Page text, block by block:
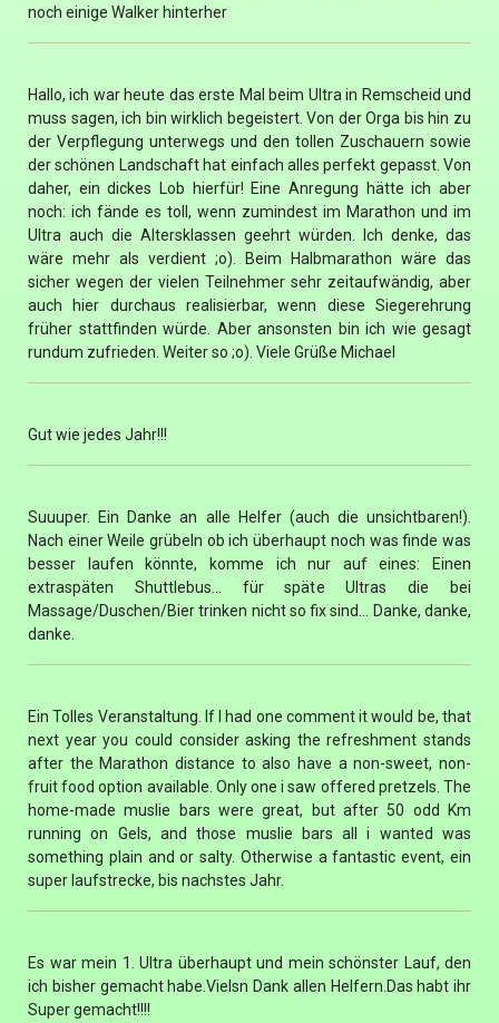
noch einige Walker hinterher
Hallo, ich war heute das erste Mal beim Ultra in Remscheid und
muss sagen, ich bin wirklich begeistert. Von der Orga bis hin zu
der Verpflegung unterwegs und den tollen Zuschauern sowie
der schönen Landschaft hat einfach alles perfekt gepasst. Von
daher, ein dickes Lob hierfür! Eine Anregung hätte ich aber
noch: ich fände es toll, wenn zumindest im Marathon und im
Ultra auch die Altersklassen geehrt würden. Ich denke, das
wäre mehr als verdient ;o). Beim Halbmarathon wäre das
sicher wegen der vielen Teilnehmer sehr zeitaufwändig, aber
auch hier durchaus realisierbar, wenn diese Siegerehrung
früher stattfinden würde. Aber ansonsten bin ich wie gesagt
rundum zufrieden. Weiter so ;o). Viele Grüße Michael
Gut wie jedes Jahr!!!
Suuuper. Ein Danke an alle Helfer (auch die unsichtbaren!).
Nach einer Weile grübeln ob ich überhaupt noch was finde was
besser laufen könnte, komme ich nur auf eines: Einen
extraspäten Shuttlebus... für späte Ultras die bei
Massage/Duschen/Bier trinken nicht so fix sind... Danke, danke,
danke.
Ein Tolles Veranstaltung. If I had one comment it would be, that
next year you could consider asking the refreshment stands
after the Marathon distance to also have a non-sweet, non-
fruit food option available. Only one i saw offered pretzels. The
home-made muslie bars were great, but after 50 odd Km
running on Gels, and those muslie bars all i wanted was
something plain and or salty. Otherwise a fantastic event, ein
super laufstrecke, bis nachstes Jahr.
Es war mein 1. Ultra überhaupt und mein schönster Lauf, den
ich bisher gemacht habe.Vielsn Dank allen Helfern.Das habt ihr
Super gemacht!!!!